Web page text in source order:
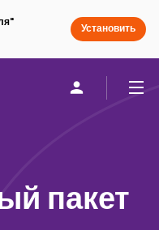
Установить
пакет